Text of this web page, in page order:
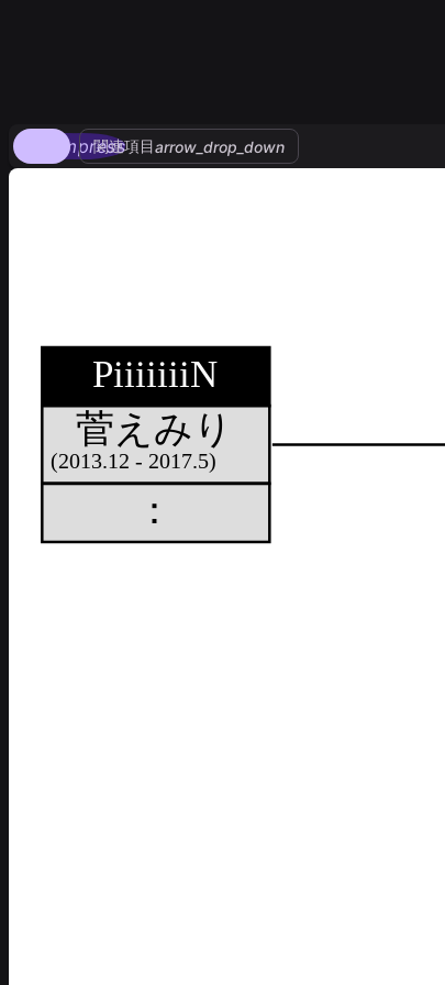
compress
関連項目arrow_drop_down